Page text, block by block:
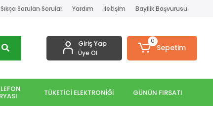
Sıkça Sorulan Sorular Yardım İletişim Bayilik Başvurusu
Giriş Yap
Üye Ol
0
Sepetim
TÜKETİCİ ELEKTRONİĞİ GÜNÜN FIRSATI